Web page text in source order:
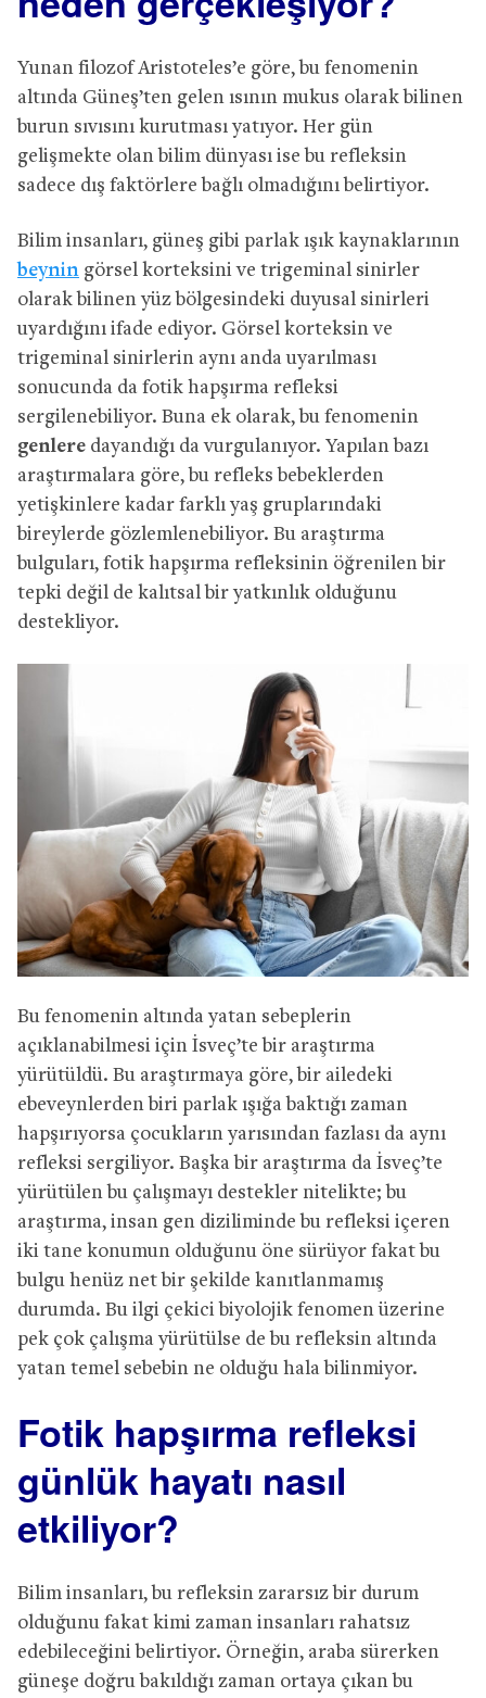
Yunan filozof Aristoteles’e göre, bu fenomenin
altında Güneş’ten gelen ısının mukus olarak bilinen
burun sıvısını kurutması yatıyor. Her gün
gelişmekte olan bilim dünyası ise bu refleksin
sadece dış faktörlere bağlı olmadığını belirtiyor.
Bilim insanları, güneş gibi parlak ışık kaynaklarının
beynin görsel korteksini ve trigeminal sinirler
olarak bilinen yüz bölgesindeki duyusal sinirleri
uyardığını ifade ediyor. Görsel korteksin ve
trigeminal sinirlerin aynı anda uyarılması
sonucunda da fotik hapşırma refleksi
sergilenebiliyor. Buna ek olarak, bu fenomenin
genlere dayandığı da vurgulanıyor. Yapılan bazı
araştırmalara göre, bu refleks bebeklerden
yetişkinlere kadar farklı yaş gruplarındaki
bireylerde gözlemlenebiliyor. Bu araştırma
bulguları, fotik hapşırma refleksinin öğrenilen bir
tepki değil de kalıtsal bir yatkınlık olduğunu
destekliyor.
Bu fenomenin altında yatan sebeplerin
açıklanabilmesi için İsveç’te bir araştırma
yürütüldü. Bu araştırmaya göre, bir ailedeki
ebeveynlerden biri parlak ışığa baktığı zaman
hapşırıyorsa çocukların yarısından fazlası da aynı
refleksi sergiliyor. Başka bir araştırma da İsveç’te
yürütülen bu çalışmayı destekler nitelikte; bu
araştırma, insan gen diziliminde bu refleksi içeren
iki tane konumun olduğunu öne sürüyor fakat bu
bulgu henüz net bir şekilde kanıtlanmamış
durumda. Bu ilgi çekici biyolojik fenomen üzerine
pek çok çalışma yürütülse de bu refleksin altında
yatan temel sebebin ne olduğu hala bilinmiyor.
Fotik hapşırma refleksi
günlük hayatı nasıl
etkiliyor?
Bilim insanları, bu refleksin zararsız bir durum
olduğunu fakat kimi zaman insanları rahatsız
edebileceğini belirtiyor. Örneğin, araba sürerken
güneşe doğru bakıldığı zaman ortaya çıkan bu